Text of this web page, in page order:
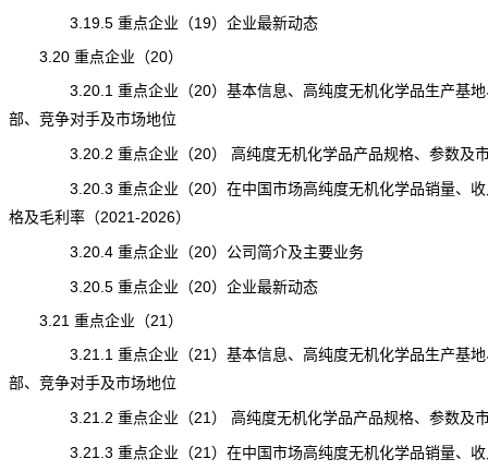
3.19.5 重点企业（19）企业最新动态
3.20 重点企业（20）
3.20.1 重点企业（20）基本信息、高纯度无机化学品生产基地
部、竞争对手及市场地位
3.20.2 重点企业（20） 高纯度无机化学品产品规格、参数及市
3.20.3 重点企业（20）在中国市场高纯度无机化学品销量、收
格及毛利率（2021-2026）
3.20.4 重点企业（20）公司简介及主要业务
3.20.5 重点企业（20）企业最新动态
3.21 重点企业（21）
3.21.1 重点企业（21）基本信息、高纯度无机化学品生产基地
部、竞争对手及市场地位
3.21.2 重点企业（21） 高纯度无机化学品产品规格、参数及市
3.21.3 重点企业（21）在中国市场高纯度无机化学品销量、收